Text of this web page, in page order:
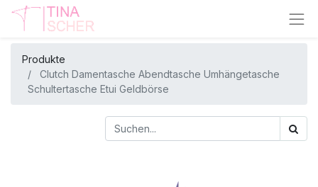
Produkte
Clutch Damentasche Abendtasche Umhängetasche
Schultertasche Etui Geldbörse